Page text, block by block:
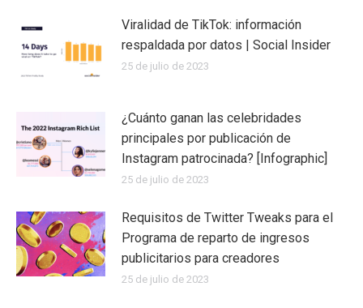
Viralidad de TikTok: información
respaldada por datos | Social Insider
25 de julio de 2023
¿Cuánto ganan las celebridades
principales por publicación de
Instagram patrocinada? [Infographic]
25 de julio de 2023
Requisitos de Twitter Tweaks para el
Programa de reparto de ingresos
publicitarios para creadores
25 de julio de 2023